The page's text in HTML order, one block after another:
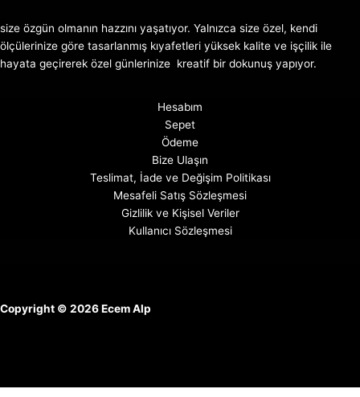
size özgün olmanın hazzını yaşatıyor. Yalnızca size özel, kendi
ölçülerinize göre tasarlanmış kıyafetleri yüksek kalite ve işçilik ile
hayata geçirerek özel günlerinize kreatif bir dokunuş yapıyor.
Hesabım
Sepet
Ödeme
Bize Ulaşın
Teslimat, İade ve Değişim Politikası
Mesafeli Satış Sözleşmesi
Gizlilik ve Kişisel Veriler
Kullanıcı Sözleşmesi
Copyright © 2026 Ecem Alp